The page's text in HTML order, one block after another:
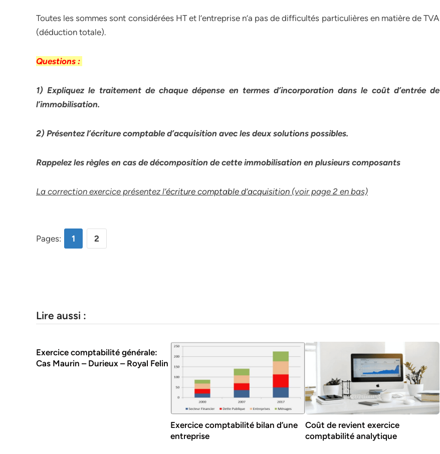
Toutes les sommes sont considérées HT et l’entreprise n’a pas de difficultés particulières en matière de TVA
(déduction totale).
Questions :
1)Expliquez le traitement de chaque dépense en termes d’incorporation dans le coût d’entrée de
l’immobilisation.
2) Présentez l’écriture comptable d’acquisition avec les deux solutions possibles.
Rappelez les règles en cas de décomposition de cette immobilisation en plusieurs composants
La correction exercice présentez l’écriture comptable d’acquisition (voir page 2 en bas)
Pages: 1 2
Lire aussi :
Exercice comptabilité générale:
Cas Maurin – Durieux – Royal Felin
Exercice comptabilité bilan d’une
entreprise
Coût de revient exercice
comptabilité analytique